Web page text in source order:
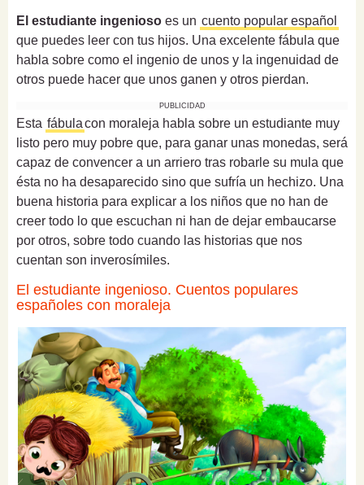
El estudiante ingenioso es un cuento popular español
que puedes leer con tus hijos. Una excelente fábula que
habla sobre como el ingenio de unos y la ingenuidad de
otros puede hacer que unos ganen y otros pierdan.
PUBLICIDAD
Esta fábulacon moraleja habla sobre un estudiante muy
listo pero muy pobre que, para ganar unas monedas, será
capaz de convencer a un arriero tras robarle su mula que
ésta no ha desaparecido sino que sufría un hechizo. Una
buena historia para explicar a los niños que no han de
creer todo lo que escuchan ni han de dejar embaucarse
por otros, sobre todo cuando las historias que nos
cuentan son inverosímiles.
El estudiante ingenioso. Cuentos populares
españoles con moraleja